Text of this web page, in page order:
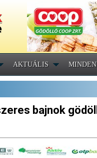
AKTUÁLIS
bajnok